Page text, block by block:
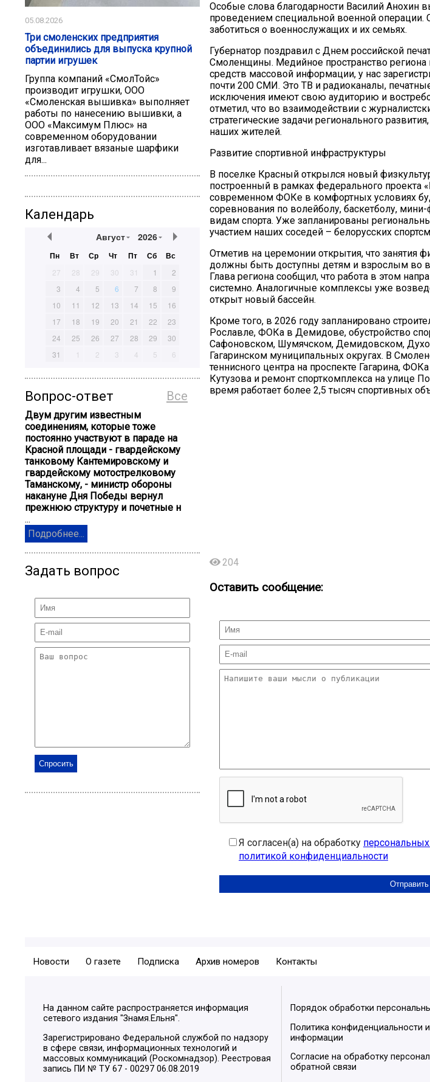
05.08.2026
Три смоленских предприятия
объединились для выпуска крупной
партии игрушек
Группа компаний «СмолТойс»
производит игрушки, ООО
«Смоленская вышивка» выполняет
работы по нанесению вышивки, а
ООО «Максимум Плюс» на
современном оборудовании
изготавливает вязаные шарфики
для...
Календарь
Август 2026
Пн Вт Ср Чт Пт Сб Вс
27 28 29 30 31 1
2
3
4 5 6 7 8
9
10
11 12 13 14 15
16
17
18 19 20 21 22
23
24
25 26 27 28 29
30
31
1 2 3 4 5 6
Все
Вопрос-ответ
Двум другим известным
соединениям, которые тоже
постоянно участвуют в параде на
Красной площади - гвардейскому
танковому Кантемировскому и
гвардейскому мотострелковому
Таманскому, - министр обороны
накануне Дня Победы вернул
прежнюю структуру и почетные н
...
Подробнее...
Задать вопрос
Особые слова благодарности Василий Анохин
проведением специальной военной операции.
заботиться о военнослужащих и их семьях.
Губернатор поздравил с Днем российской
Смоленщины. Медийное пространство
средств массовой информации, у нас
почти 200 СМИ. Это ТВ и радиоканалы,
исключения имеют свою аудиторию и
отметил, что во взаимодействии с
стратегические задачи регионального
наших жителей.
Развитие спортивной инфраструктуры
В поселке Красный открылся новый
построенный в рамках федерального проекта
современном ФОКе в комфортных условиях
соревнования по волейболу, баскетболу,
видам спорта. Уже запланированы
участием наших соседей – белорусских
Отметив на церемонии открытия, что занятия
должны быть доступны детям и взрослым во
Глава региона сообщил, что работа в этом
системно. Аналогичные комплексы уже
открыт новый бассейн.
Кроме того, в 2026 году запланировано
Рославле, ФОКа в Демидове, обустройство
Сафоновском, Шумячском, Демидовском,
Гагаринском муниципальных округах. В
теннисного центра на проспекте Гагарина,
Кутузова и ремонт спорткомплекса на улице
время работает более 2,5 тысяч спортивных
204
Оставить сообщение:
Я согласен(а) на обработку
политикой конфиденциальности
Новости О газете Подписка Архив номеров Контакты
На данном сайте распространяется информация
сетевого издания "Знамя.Ельня".
Зарегистрировано Федеральной службой по надзору
в сфере связи, информационных технологий и
массовых коммуникаций (Роскомнадзор). Реестровая
запись ПИ № ТУ 67 - 00297 06.08.2019
Порядок обработки
Политика конфиденциальности
информации
Согласие на обработку
обратной связи